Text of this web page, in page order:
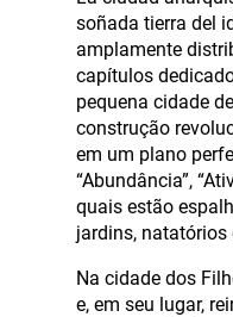
soñada tierra del
amplamente
capítulos
pequena cidade
construção
em um plano
“Abundância”,
quais estão
jardins, natatórios
Na cidade dos
e, em seu lugar,